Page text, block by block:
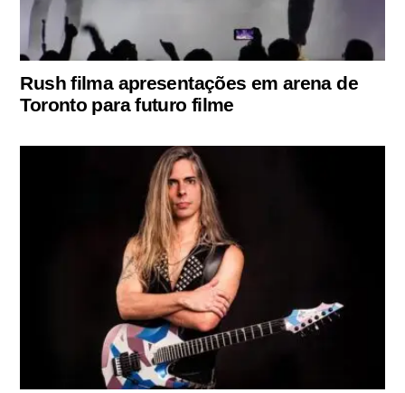
Rush filma apresentações em arena de
Toronto para futuro filme